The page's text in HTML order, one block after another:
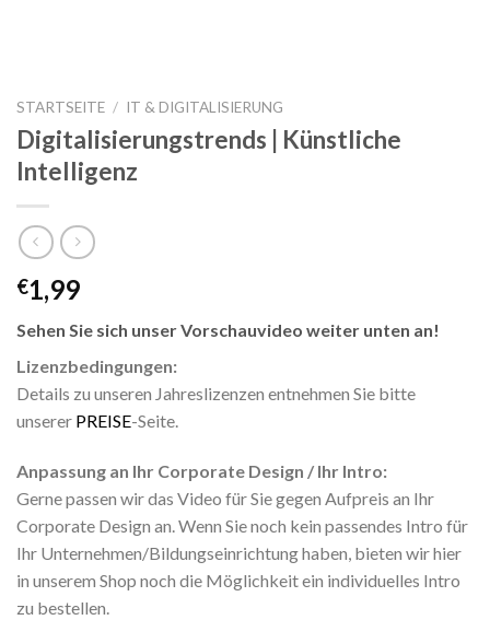
STARTSEITE / IT & DIGITALISIERUNG
Digitalisierungstrends | Künstliche
Intelligenz
€1,99
Sehen Sie sich unser Vorschauvideo weiter unten an!
Lizenzbedingungen:
Details zu unseren Jahreslizenzen entnehmen Sie bitte
unserer PREISE-Seite.
Anpassung an Ihr Corporate Design / Ihr Intro:
Gerne passen wir das Video für Sie gegen Aufpreis an Ihr
Corporate Design an. Wenn Sie noch kein passendes Intro für
Ihr Unternehmen/Bildungseinrichtung haben, bieten wir hier
in unserem Shop noch die Möglichkeit ein individuelles Intro
zu bestellen.